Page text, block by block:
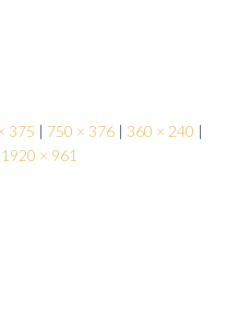
375 | 750 × 376 | 360 × 240 |
1920 × 961